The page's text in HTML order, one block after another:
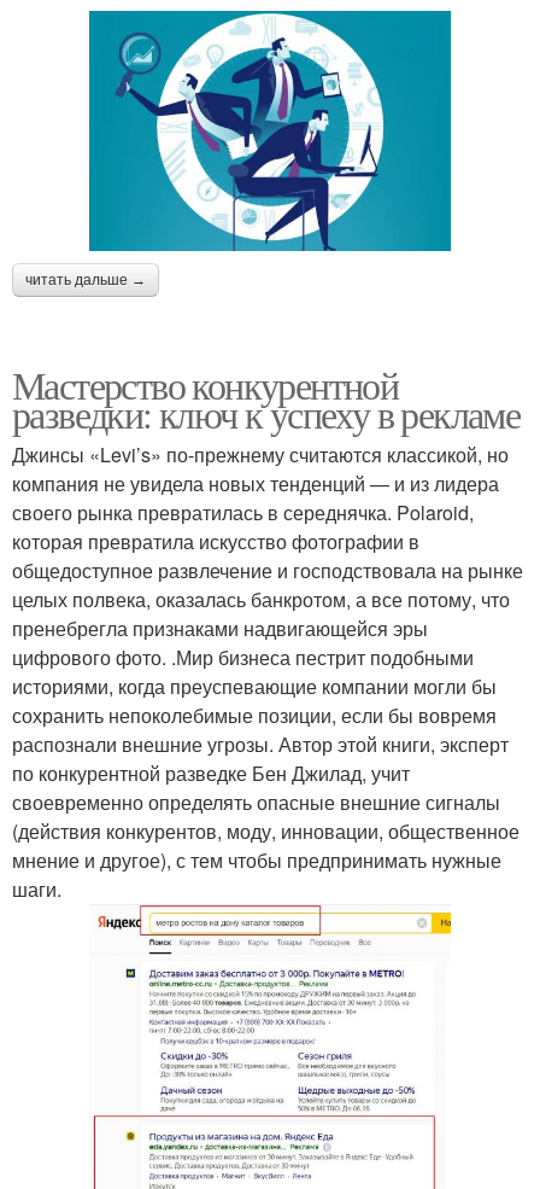
читать дальше →
Мастерство конкурентной
разведки: ключ к успеху в рекламе
Джинсы «Levi’s» по-прежнему считаются классикой, но
компания не увидела новых тенденций — и из лидера
своего рынка превратилась в середнячка. Polaroid,
которая превратила искусство фотографии в
общедоступное развлечение и господствовала на рынке
целых полвека, оказалась банкротом, а все потому, что
пренебрегла признаками надвигающейся эры
цифрового фото. .Мир бизнеса пестрит подобными
историями, когда преуспевающие компании могли бы
сохранить непоколебимые позиции, если бы вовремя
распознали внешние угрозы. Автор этой книги, эксперт
по конкурентной разведке Бен Джилад, учит
своевременно определять опасные внешние сигналы
(действия конкурентов, моду, инновации, общественное
мнение и другое), с тем чтобы предпринимать нужные
шаги.